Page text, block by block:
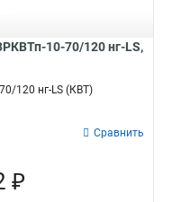
10-70/120 нг-LS,
120 нг-LS (КВТ)
Сравнить
₽